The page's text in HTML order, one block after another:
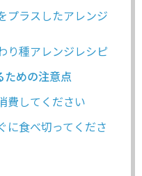
プラスしたアレンジ
り種アレンジレシピ
めの注意点
費してください
に食べ切ってくださ